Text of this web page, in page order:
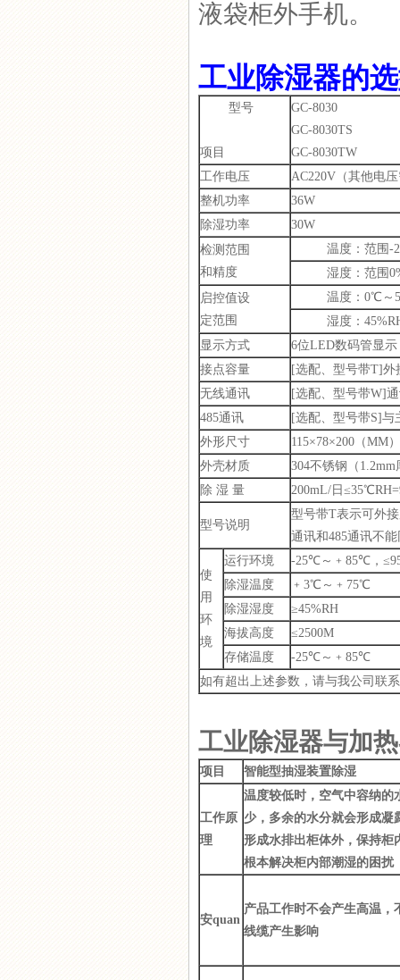
液袋柜外手机。
工业除湿器的
型号
项目
GC-8030
GC-8030TS
GC-8030TW
工作电压
AC220V（其他电
整机功率
36W
除湿功率
30W
检测范围
和精度
温度：范围-
湿度：范围
启控值设
定范围
温度：0℃～
湿度：45%RH
显示方式
6位LED数码管显
接点容量
[选配、型号带T]外
无线通讯
[选配、型号带W]
485通讯
[选配、型号带S]与
外形尺寸
115×78×200（MM
外壳材质
304不锈钢（1.2mm
除 湿 量
200mL/日
型号说明
型号带T表示可外
通讯和485通讯不
使
用
环
境
运行环境
-25℃～﹢85℃，
除湿温度
﹢3℃～﹢75℃
除湿湿度
≥45%RH
海拔高度
≤2500M
存储温度
-25℃～﹢85℃
如有超出上述参数，请与我公司联
工业除湿器与加
项目 智能型抽湿装置除湿
工作原
理
温度较低时，空气中容纳的
少，多余的水分就会形成凝
形成水排出柜体外，保持柜
根本解决柜内部潮湿的困扰
安quan
产品工作时不会产生高温，
线缆产生影响